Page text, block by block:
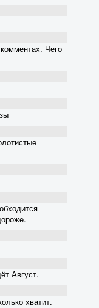
Чего
Август.
хватит.